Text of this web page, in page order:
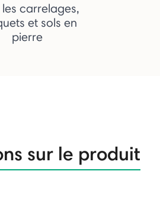
les carrelages,
et sols en
pierre
sur le produit